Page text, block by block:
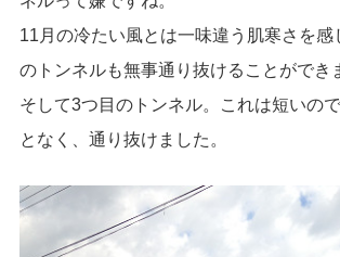
11月の冷たい風とは一味違う肌寒さを感
のトンネルも無事通り抜けることができ
そして3つ目のトンネル。これは短いの
となく、通り抜けました。